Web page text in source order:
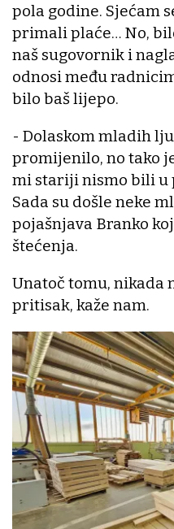
pola godine. Sjećam
primali plaće… No,
naš sugovornik i
odnosi među
bilo baš lijepo.
- Dolaskom mladih
promijenilo, no tako
mi stariji nismo bili u
Sada su došle neke
pojašnjava Branko
štećenja.
Unatoč tomu, nikada
pritisak, kaže nam.